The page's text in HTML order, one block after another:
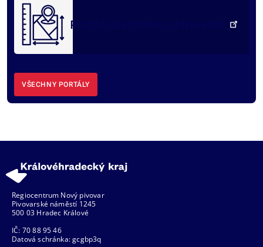
Portál územního plánování
VŠECHNY PORTÁLY
Regiocentrum Nový pivovar
Pivovarské náměstí 1245
500 03 Hradec Králové
IČ: 70 88 95 46
Datová schránka: gcgbp3q